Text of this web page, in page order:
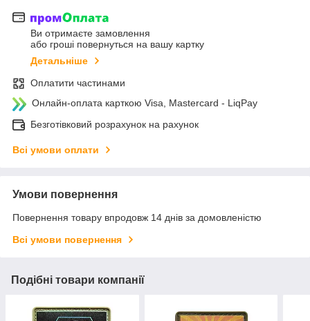
Ви отримаєте замовлення
або гроші повернуться на вашу картку
Детальніше
Оплатити частинами
Онлайн-оплата карткою Visa, Mastercard - LiqPay
Безготівковий розрахунок на рахунок
Всі умови оплати
Умови повернення
Повернення товару впродовж 14 днів за домовленістю
Всі умови повернення
Подібні товари компанії